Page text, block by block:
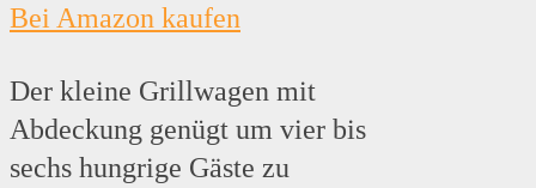
Bei Amazon kaufen
Der kleine Grillwagen mit
Abdeckung genügt um vier bis
sechs hungrige Gäste zu